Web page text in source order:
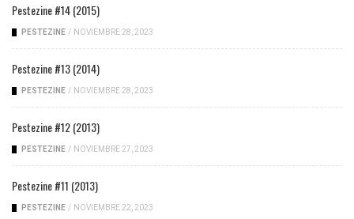
Pestezine #14 (2015)
PESTEZINE / NOVIEMBRE 28, 2023
Pestezine #13 (2014)
PESTEZINE / NOVIEMBRE 28, 2023
Pestezine #12 (2013)
PESTEZINE / NOVIEMBRE 27, 2023
Pestezine #11 (2013)
PESTEZINE / NOVIEMBRE 22, 2023